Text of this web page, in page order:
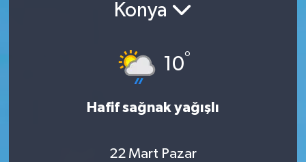
Konya
10°
Hafif sağnak yağışlı
22 Mart Pazar